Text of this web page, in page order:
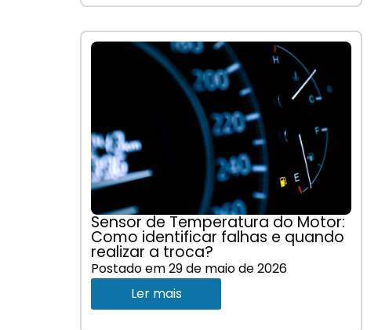
Sensor de Temperatura do Motor:
Como identificar falhas e quando
realizar a troca?
Postado em29 de maio de 2026
Ler mais